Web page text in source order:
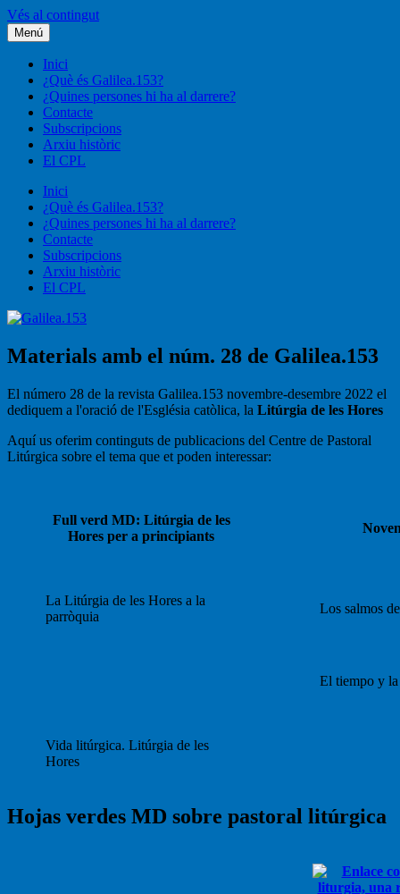
Vés al contingut
Galilea.153
Liturgia, pastoral, vida cristiana
Menú
Inici
¿Què és Galilea.153?
¿Quines persones hi ha al darrere?
Contacte
Subscripcions
Arxiu històric
El CPL
Inici
¿Què és Galilea.153?
¿Quines persones hi ha al darrere?
Contacte
Subscripcions
Arxiu històric
El CPL
Materials amb el núm. 28 de Galilea.153
El número 28 de la revista Galilea.153 novembre-desembre 2022 el
dediquem a l'oració de l'Església catòlica, la Litúrgia de les Hores
Aquí us oferim continguts de publicacions del Centre de Pastoral
Litúrgica sobre el tema que et poden interessar:
Full verd MD: Litúrgia de les
Hores per a principiants
La Litúrgia de les Hores a la
parròquia
Los salmos
El tiempo y
Vida litúrgica. Litúrgia de les
Hores
Hojas verdes MD sobre pastoral litúrgica